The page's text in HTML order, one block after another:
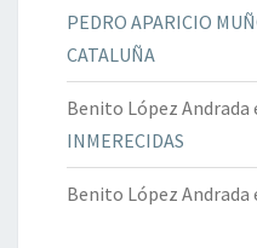
PEDRO APARICIO
CATALUÑA
Benito López Andrada
INMERECIDAS
Benito López Andrada